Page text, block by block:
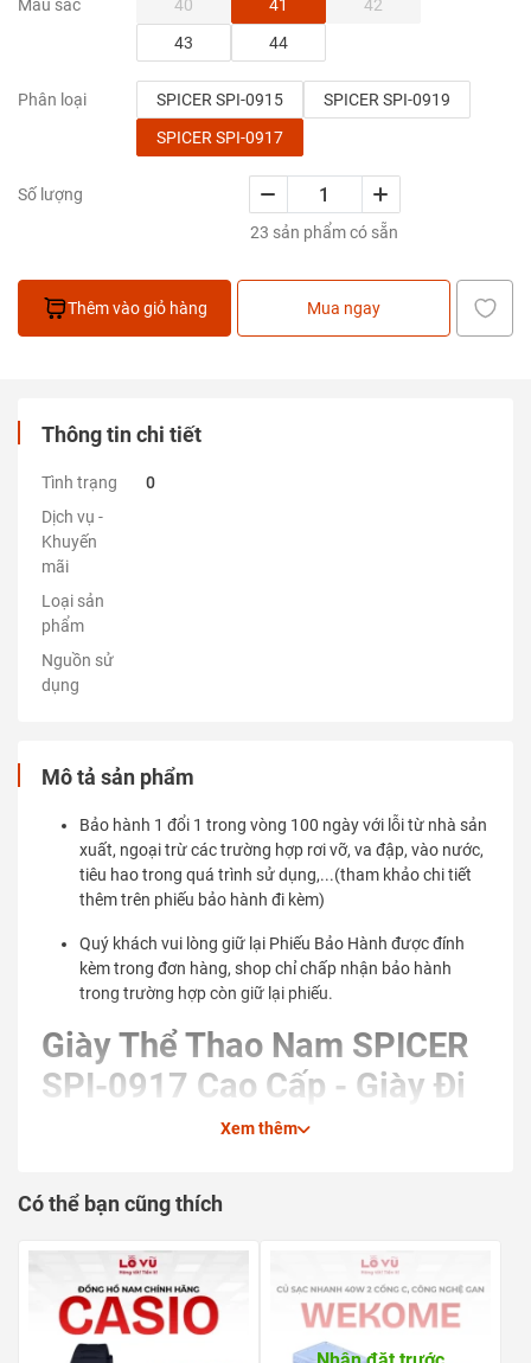
Màu sắc 40 41
42
43
44
Phân loại SPICER SPI-0915
SPICER SPI-0919
SPICER SPI-0917
Số lượng
23 sản phẩm có sẵn
Thêm vào giỏ hàng Mua ngay
Thông tin chi tiết
Tình trạng
0
Dịch vụ -
Khuyến
mãi
Loại sản
phẩm
Nguồn sử
dụng
Mô tả sản phẩm
Bảo hành 1 đổi 1 trong vòng 100 ngày với lỗi từ nhà sản
xuất, ngoại trừ các trường hợp rơi vỡ, va đập, vào nước,
tiêu hao trong quá trình sử dụng,...(tham khảo chi tiết
thêm trên phiếu bảo hành đi kèm)
Quý khách vui lòng giữ lại Phiếu Bảo Hành được đính
kèm trong đơn hàng, shop chỉ chấp nhận bảo hành
trong trường hợp còn giữ lại phiếu.
Giày Thể Thao Nam SPICER
SPI-0917 Cao Cấp - Giày Đi
Bộ Vải Lưới Upper Thoáng
Giảm Chấn Ôm Chân Êm Ái
Bạn đang gặp vấn đề?
Những đôi giày thể thao thông thường quá nặng nề và
Xem thêm
Có thể bạn cũng thích